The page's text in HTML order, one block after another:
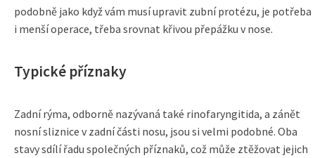
podobně jako když vám musí upravit zubní protézu, je potřeba
i menší operace, třeba srovnat křivou přepážku v nose.
Typické příznaky
Zadní rýma, odborně nazývaná také rinofaryngitida, a zánět
nosní sliznice v zadní části nosu, jsou si velmi podobné. Oba
stavy sdílí řadu společných příznaků, což může ztěžovat jejich